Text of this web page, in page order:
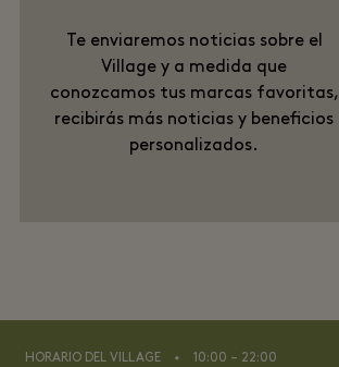
Te enviaremos noticias sobre el
Village y a medida que
conozcamos tus marcas favoritas,
recibirás más noticias y beneficios
personalizados.
HORARIO DEL VILLAGE ⬩ 10:00 – 22:00